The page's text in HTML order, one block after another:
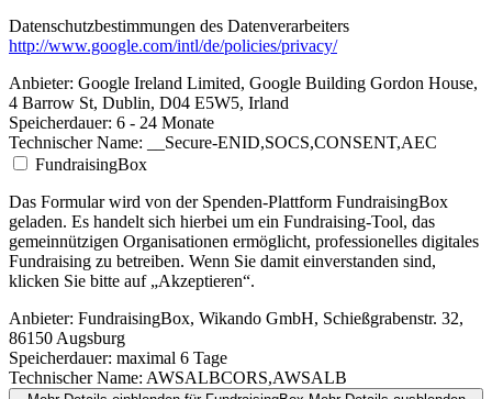
Datenschutzbestimmungen des Datenverarbeiters
http://www.google.com/intl/de/policies/privacy/
Anbieter: Google Ireland Limited, Google Building Gordon House,
4 Barrow St, Dublin, D04 E5W5, Irland
Speicherdauer: 6 - 24 Monate
Technischer Name: __Secure-ENID,SOCS,CONSENT,AEC
FundraisingBox
Das Formular wird von der Spenden-Plattform FundraisingBox
geladen. Es handelt sich hierbei um ein Fundraising-Tool, das
gemeinnützigen Organisationen ermöglicht, professionelles digitales
Fundraising zu betreiben. Wenn Sie damit einverstanden sind,
klicken Sie bitte auf „Akzeptieren“.
Anbieter: FundraisingBox, Wikando GmbH, Schießgrabenstr. 32,
86150 Augsburg
Speicherdauer: maximal 6 Tage
Technischer Name: AWSALBCORS,AWSALB